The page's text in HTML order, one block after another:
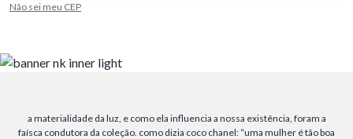
Não sei meu CEP
a materialidade da luz, e como ela influencia a nossa existência, foram a
faísca condutora da coleção. como dizia coco chanel: “uma mulher é tão boa